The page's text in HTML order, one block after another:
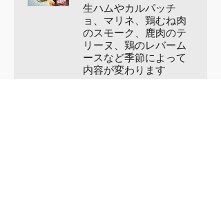
生ハムやカルパッチ
ョ、マリネ、鶏むね肉
のスモーク、鹿肉のテ
リーヌ、鶏のレバーム
ースなど季節によって
内容が変わります